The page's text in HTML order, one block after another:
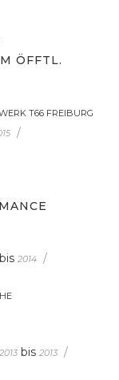
ÖFFTL.
T66 FREIBURG
/
bis 2014 /
2013 bis 2013 /